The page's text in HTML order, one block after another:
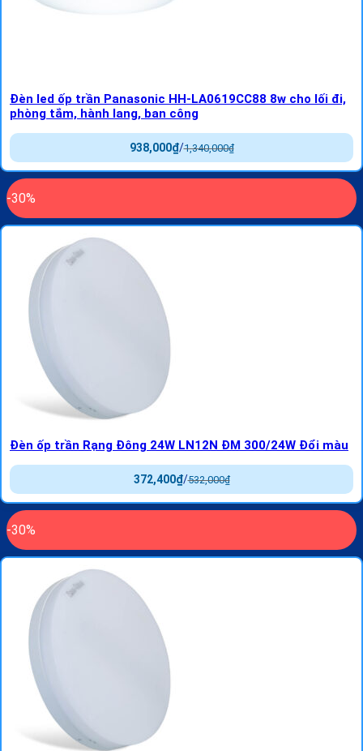
Đèn led ốp trần Panasonic HH-LA0619CC88 8w cho lối đi,
phòng tắm, hành lang, ban công
1,340,000₫
/
938,000₫
-30%
Đèn ốp trần Rạng Đông 24W LN12N ĐM 300/24W Đổi màu
532,000₫
/
372,400₫
-30%